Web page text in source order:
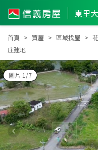
首頁 買屋 區域找屋
庄建地
圖片 1/7